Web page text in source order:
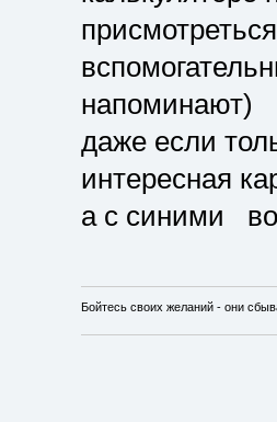
напоминают)
даже если
интересная
а с синими
Бойтесь своих желаний - они